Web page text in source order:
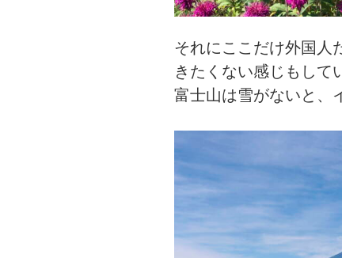
それにここだけ外国人
きたくない感じもして
富士山は雪がないと、